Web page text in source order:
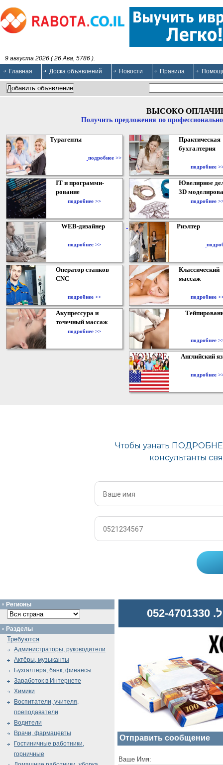
9 августа 2026 ( 26 Ава, 5786 ).
Главная
Доска объявлений Новости Правила
ВЫСОКО
Получить предложения по
Турагенты
подробнее >>
Практическая
бухгалтерия
подробнее
IT и программи-
рование
подробнее >>
Ювелирное
3D
подробнее
WEB-дизайнер
подробнее >>
Риэлтер
Оператор станков
CNC
подробнее >>
Классический
массаж
подробнее
Акупрессура и
точечный массаж
подробнее >>
подробнее
Английский
подробнее
Отправить сообщение
Ваше Имя:
Регионы
Разделы
Требуются
Администраторы, руководители
Актёры, музыканты
Бухгалтера, банк, финансы
Заработок в Интернете
Химики
Воспитатели, учителя,
преподаватели
Водители
Врачи, фармацевты
Гостиничные работники,
горничные